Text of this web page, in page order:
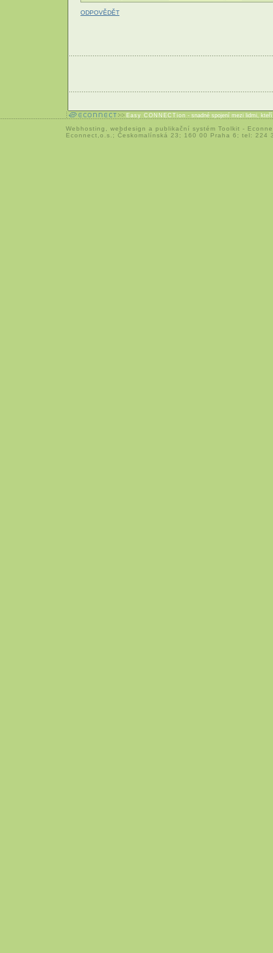
ODPOVĚDĚT
Easy CONNECTion - snadné spojení mezi lidmi,
Webhosting webdesign a publikační systém Toolkit -
Econnect,o.s.; Českomalínská 23; 160 00 Praha 6; tel: 224